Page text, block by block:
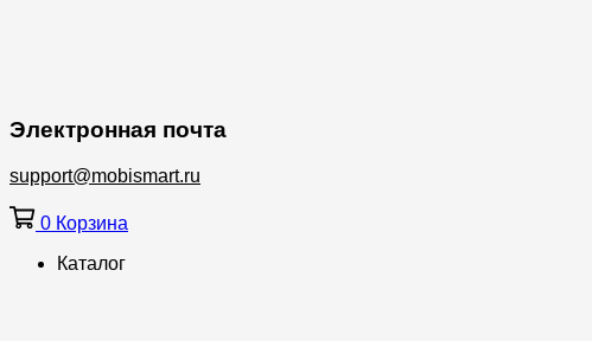
Электронная почта
support@mobismart.ru
0 Корзина
Каталог